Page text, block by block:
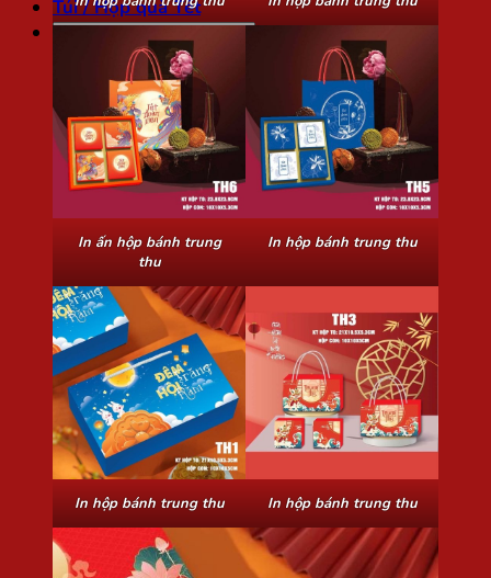
Túi / Hộp quà Tết
Tìm
In ấn hộp bánh trung
thu
In hộp bánh trung thu
In hộp bánh trung thu In hộp bánh trung thu